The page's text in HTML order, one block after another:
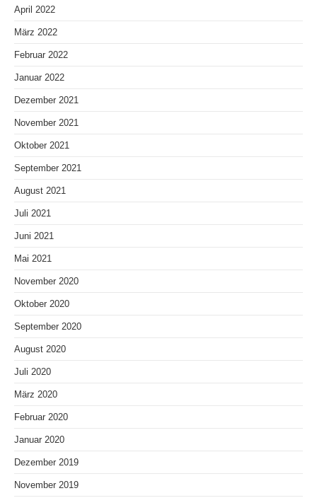
April 2022
März 2022
Februar 2022
Januar 2022
Dezember 2021
November 2021
Oktober 2021
September 2021
August 2021
Juli 2021
Juni 2021
Mai 2021
November 2020
Oktober 2020
September 2020
August 2020
Juli 2020
März 2020
Februar 2020
Januar 2020
Dezember 2019
November 2019